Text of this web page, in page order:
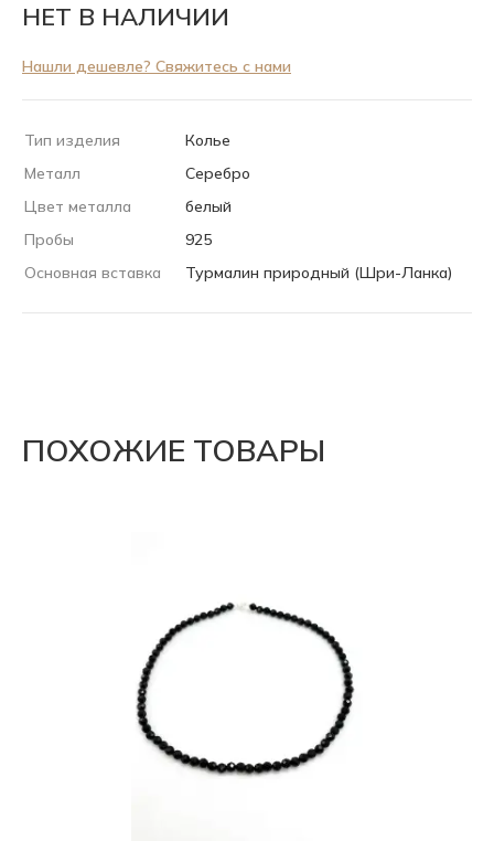
НЕТ В НАЛИЧИИ
Нашли дешевле? Свяжитесь с нами
Тип изделия
Колье
Металл
Серебро
Цвет металла
белый
Пробы
925
Основная вставка
Турмалин природный (Шри-Ланка)
ПОХОЖИЕ ТОВАРЫ